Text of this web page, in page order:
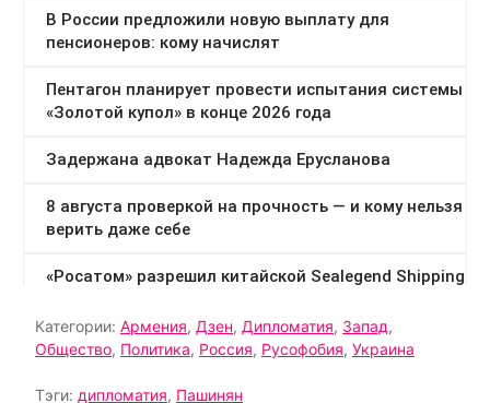
Категории: Армения, Дзен, Дипломатия, Запад,
Общество, Политика, Россия, Русофобия, Украина
Тэги: дипломатия, Пашинян